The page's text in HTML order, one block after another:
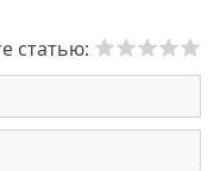
статью: